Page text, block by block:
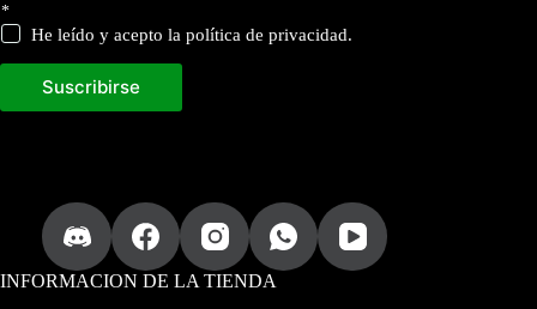
*
He leído y acepto la política de privacidad.
Suscribirse
INFORMACION DE LA TIENDA